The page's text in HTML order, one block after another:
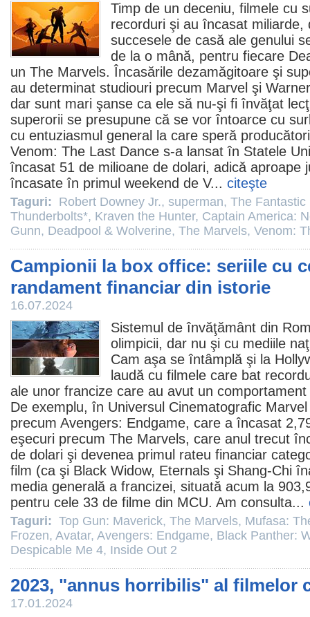
Timp de un deceniu, filmele cu
recorduri şi au încasat miliarde,
succesele de casă ale genului
de la o mână, pentru fiecare
un The Marvels. Încasările dezamăgitoare şi
au determinat studiouri precum Marvel şi
dar sunt mari şanse ca ele să nu-şi fi învăţat
superorii se presupune că se vor întoarce cu
cu entuziasmul general la care speră
Venom: The Last Dance s-a lansat în Statele
încasat 51 de milioane de dolari, adică aproape
încasate în primul weekend de V... citeşte
Taguri: Robert Downey Jr., superman, The Fantastic
Thunderbolts*, Kraven the Hunter, Captain America:
Gunn, Deadpool & Wolverine, The Marvels, Venom:
Campionii la box office: seriile cu
randament financiar din istorie
16.07.2024
Sistemul de învăţământ din
olimpicii, dar nu şi cu mediile
Cam aşa se întâmplă şi la
laudă cu filmele care bat
ale unor francize care au avut un
De exemplu, în Universul Cinematografic
precum Avengers: Endgame, care a încasat
eşecuri precum The Marvels, care anul trecut
de dolari şi devenea primul rateu financiar
film (ca şi Black Widow, Eternals şi Shang-Chi
media generală a francizei, situată acum la
pentru cele 33 de filme din MCU. Am consulta...
Taguri: Top Gun: Maverick, The Marvels, Mufasa:
Frozen, Avatar, Avengers: Endgame, Black Panther:
Despicable Me 4, Inside Out 2
2023, "annus horribilis" al filmelor
17.01.2024